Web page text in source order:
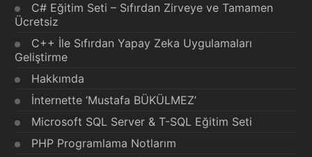
C# Eğitim Seti – Sıfırdan Zirveye ve Tamamen
Ücretsiz
C++ İle Sıfırdan Yapay Zeka Uygulamaları
Geliştirme
Hakkımda
İnternette ‘Mustafa BÜKÜLMEZ’
Microsoft SQL Server & T-SQL Eğitim Seti
PHP Programlama Notlarım